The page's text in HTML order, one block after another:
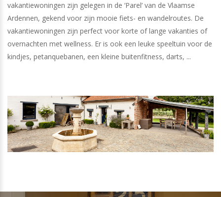
vakantiewoningen zijn gelegen in de ‘Parel’ van de Vlaamse
Ardennen, gekend voor zijn mooie fiets- en wandelroutes. De
vakantiewoningen zijn perfect voor korte of lange vakanties of
overnachten met wellness. Er is ook een leuke speeltuin voor de
kindjes, petanquebanen, een kleine buitenfitness, darts, ...